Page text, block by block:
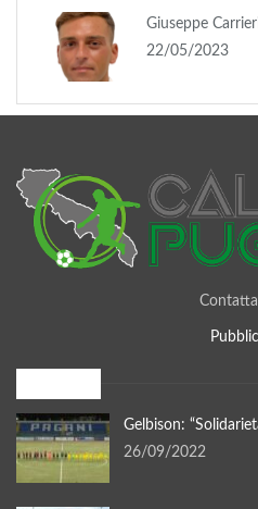
Giuseppe
22/05/2023
Gelbison:
26/09/2022